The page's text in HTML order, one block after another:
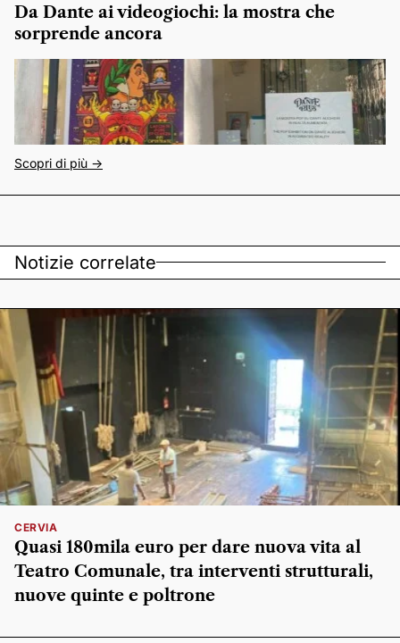
Da Dante ai videogiochi: la mostra che
sorprende ancora
Scopri di più ->
Notizie correlate
CERVIA
Quasi 180mila euro per dare nuova vita al
Teatro Comunale, tra interventi strutturali,
nuove quinte e poltrone